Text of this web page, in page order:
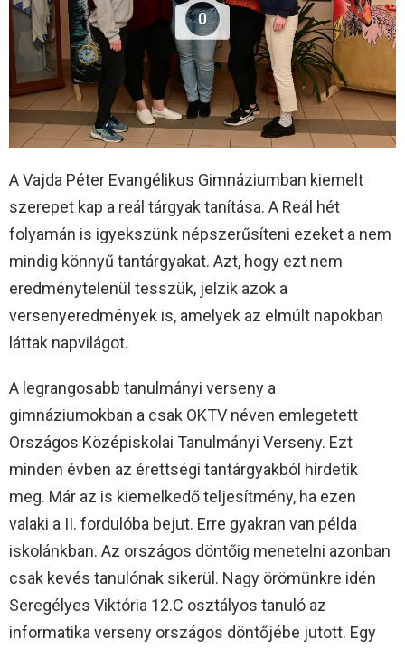
0
A Vajda Péter Evangélikus Gimnáziumban kiemelt
szerepet kap a reál tárgyak tanítása. A Reál hét
folyamán is igyekszünk népszerűsíteni ezeket a nem
mindig könnyű tantárgyakat. Azt, hogy ezt nem
eredménytelenül tesszük, jelzik azok a
versenyeredmények is, amelyek az elmúlt napokban
láttak napvilágot.
A legrangosabb tanulmányi verseny a
gimnáziumokban a csak OKTV néven emlegetett
Országos Középiskolai Tanulmányi Verseny. Ezt
minden évben az érettségi tantárgyakból hirdetik
meg. Már az is kiemelkedő teljesítmény, ha ezen
valaki a II. fordulóba bejut. Erre gyakran van példa
iskolánkban. Az országos döntőig menetelni azonban
csak kevés tanulónak sikerül. Nagy örömünkre idén
Seregélyes Viktória 12.C osztályos tanuló az
informatika verseny országos döntőjébe jutott. Egy